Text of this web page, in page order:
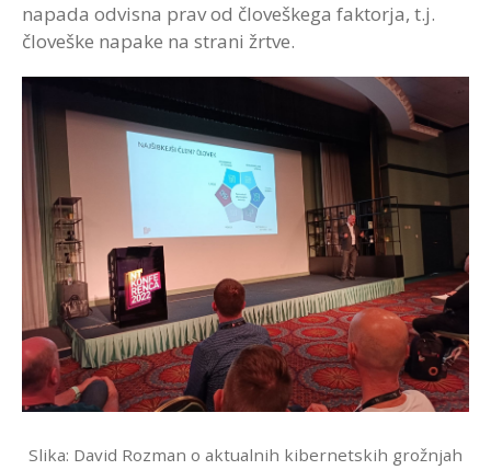
napada odvisna prav od človeškega faktorja, t.j.
človeške napake na strani žrtve.
Slika: David Rozman o aktualnih kibernetskih grožnjah